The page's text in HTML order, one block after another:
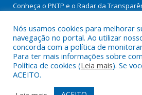
Conheça o PNTP e o Radar da
Todos os direitos reservados a
Cachoeira do
Nós usamos cookies para melhorar
navegação no portal. Ao utilizar
concorda com a política de
Para ter mais informações sobre
Política de cookies (Leia mais). Se
ACEITO.